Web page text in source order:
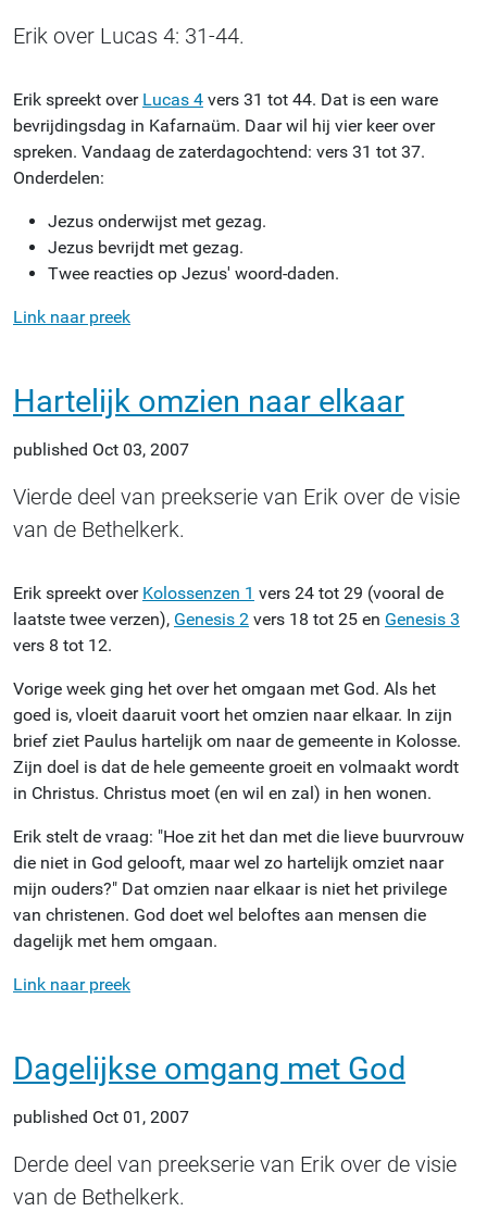
Erik over Lucas 4: 31-44.
Erik spreekt over Lucas 4 vers 31 tot 44. Dat is een ware
bevrijdingsdag in Kafarnaüm. Daar wil hij vier keer over
spreken. Vandaag de zaterdagochtend: vers 31 tot 37.
Onderdelen:
Jezus onderwijst met gezag.
Jezus bevrijdt met gezag.
Twee reacties op Jezus' woord-daden.
Link naar preek
Hartelijk omzien naar elkaar
published Oct 03, 2007
Vierde deel van preekserie van Erik over de visie
van de Bethelkerk.
Erik spreekt over Kolossenzen 1 vers 24 tot 29 (vooral de
laatste twee verzen), Genesis 2 vers 18 tot 25 en Genesis 3
vers 8 tot 12.
Vorige week ging het over het omgaan met God. Als het
goed is, vloeit daaruit voort het omzien naar elkaar. In zijn
brief ziet Paulus hartelijk om naar de gemeente in Kolosse.
Zijn doel is dat de hele gemeente groeit en volmaakt wordt
in Christus. Christus moet (en wil en zal) in hen wonen.
Erik stelt de vraag: "Hoe zit het dan met die lieve buurvrouw
die niet in God gelooft, maar wel zo hartelijk omziet naar
mijn ouders?" Dat omzien naar elkaar is niet het privilege
van christenen. God doet wel beloftes aan mensen die
dagelijk met hem omgaan.
Link naar preek
Dagelijkse omgang met God
published Oct 01, 2007
Derde deel van preekserie van Erik over de visie
van de Bethelkerk.